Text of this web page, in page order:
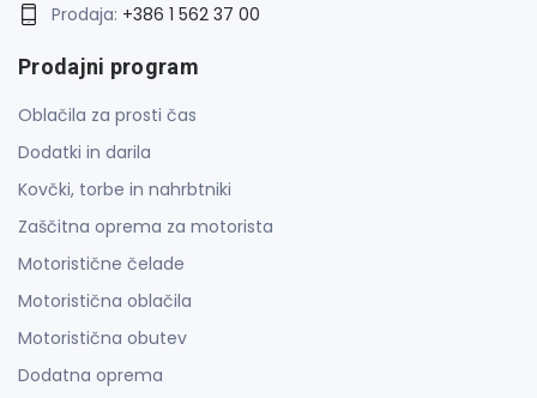
Prodaja: +386 1 562 37 00
Prodajni program
Oblačila za prosti čas
Dodatki in darila
Kovčki, torbe in nahrbtniki
Zaščitna oprema za motorista
Motoristične čelade
Motoristična oblačila
Motoristična obutev
Dodatna oprema